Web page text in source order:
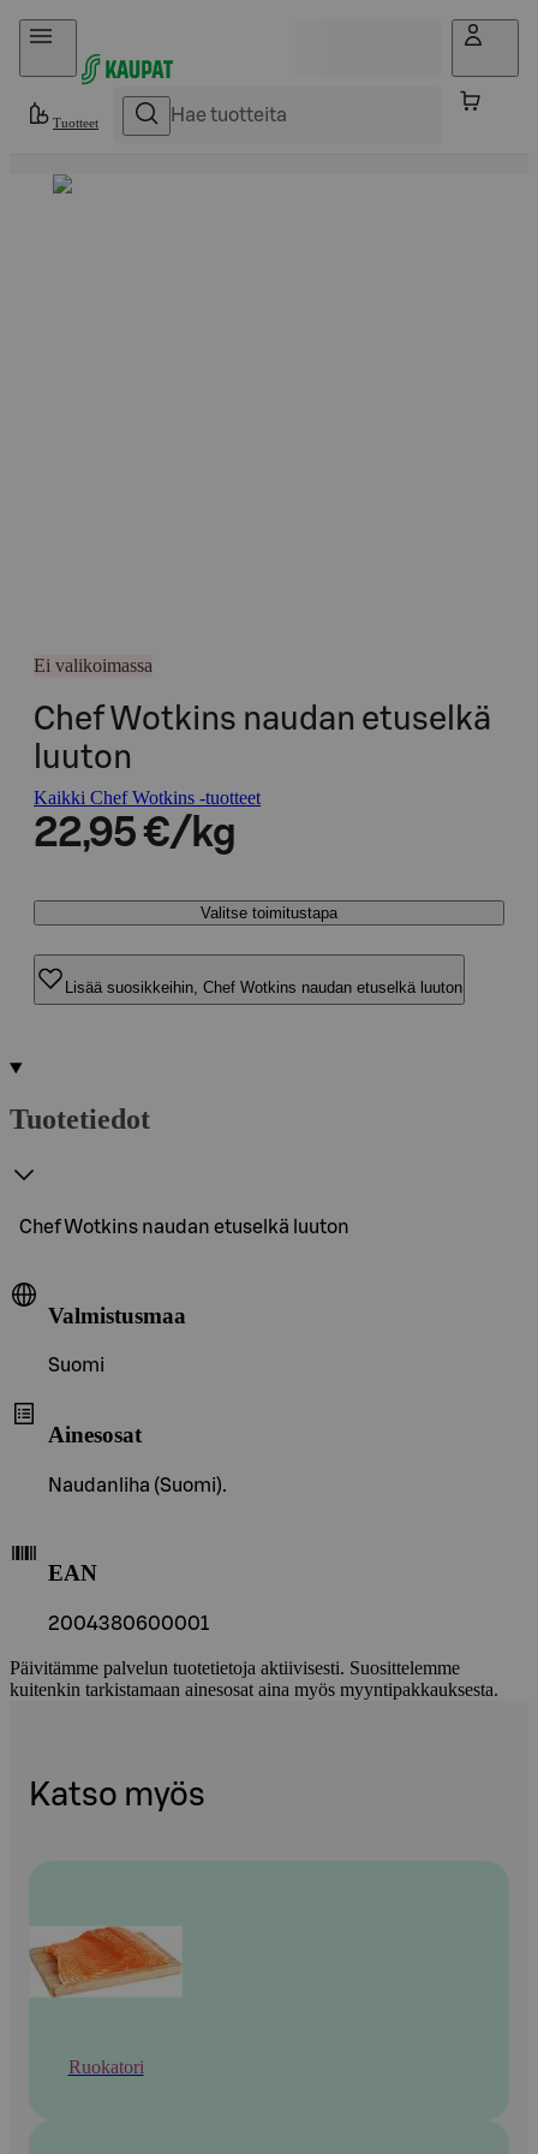
Hyppää sisältöön
Tuotteet
Ei valikoimassa
Chef Wotkins naudan etuselkä
luuton
Kaikki Chef Wotkins -tuotteet
22,95 €/kg
Valitse toimitustapa
Lisää suosikkeihin, Chef Wotkins naudan etuselkä luuton
Tuotetiedot
Chef Wotkins naudan etuselkä luuton
Valmistusmaa
Suomi
Ainesosat
Naudanliha (Suomi).
EAN
2004380600001
Päivitämme palvelun tuotetietoja aktiivisesti. Suosittelemme
kuitenkin tarkistamaan ainesosat aina myös myyntipakkauksesta.
Katso myös
Ruokatori